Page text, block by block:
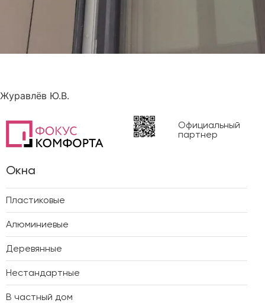
Журавлёв Ю.В.
Официальный
партнер
Окна
Пластиковые
Алюминиевые
Деревянные
Нестандартные
В частный дом